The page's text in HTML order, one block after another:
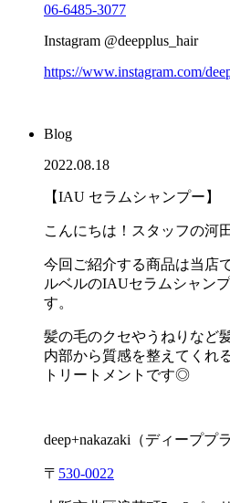
06-6485-3077
Instagram @deepplus_hair
https://www.instagram.com/
Blog
2022.08.18
【IAU セラムシャンプー】
こんにちは！スタッフの河
今回ご紹介する商品は当店
ルベルのIAUセラムシャン
す。
髪の毛のクセやうねりなど
内部から質感を整えてくれ
トリートメントです◎
deep+nakazaki （ディーププ
〒 530-0022